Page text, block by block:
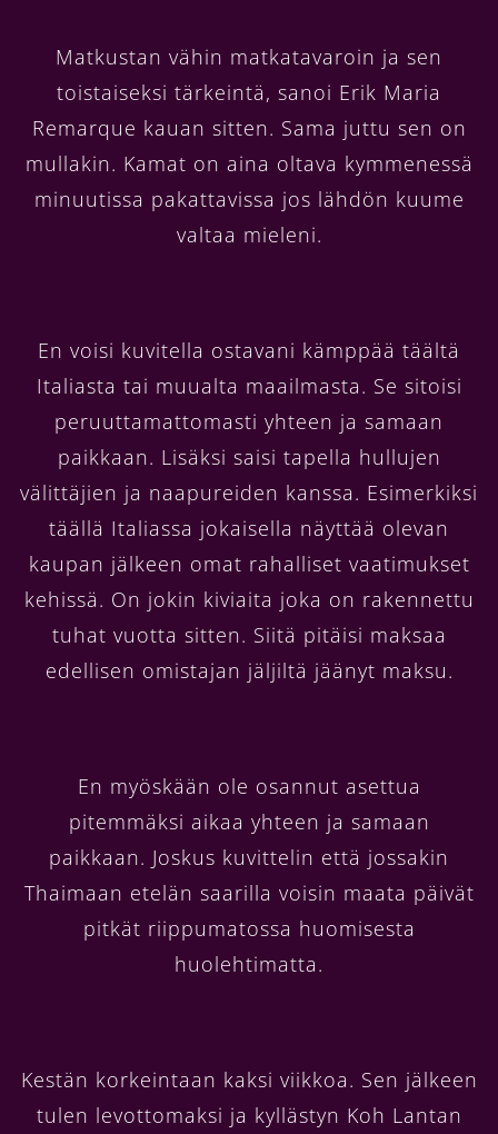
Matkustan vähin matkatavaroin ja sen
toistaiseksi tärkeintä, sanoi Erik Maria
Remarque kauan sitten. Sama juttu sen on
mullakin. Kamat on aina oltava kymmenessä
minuutissa pakattavissa jos lähdön kuume
valtaa mieleni.
En voisi kuvitella ostavani kämppää täältä
Italiasta tai muualta maailmasta. Se sitoisi
peruuttamattomasti yhteen ja samaan
paikkaan. Lisäksi saisi tapella hullujen
välittäjien ja naapureiden kanssa. Esimerkiksi
täällä Italiassa jokaisella näyttää olevan
kaupan jälkeen omat rahalliset vaatimukset
kehissä. On jokin kiviaita joka on rakennettu
tuhat vuotta sitten. Siitä pitäisi maksaa
edellisen omistajan jäljiltä jäänyt maksu.
En myöskään ole osannut asettua
pitemmäksi aikaa yhteen ja samaan
paikkaan. Joskus kuvittelin että jossakin
Thaimaan etelän saarilla voisin maata päivät
pitkät riippumatossa huomisesta
huolehtimatta.
Kestän korkeintaan kaksi viikkoa. Sen jälkeen
tulen levottomaksi ja kyllästyn Koh Lantan